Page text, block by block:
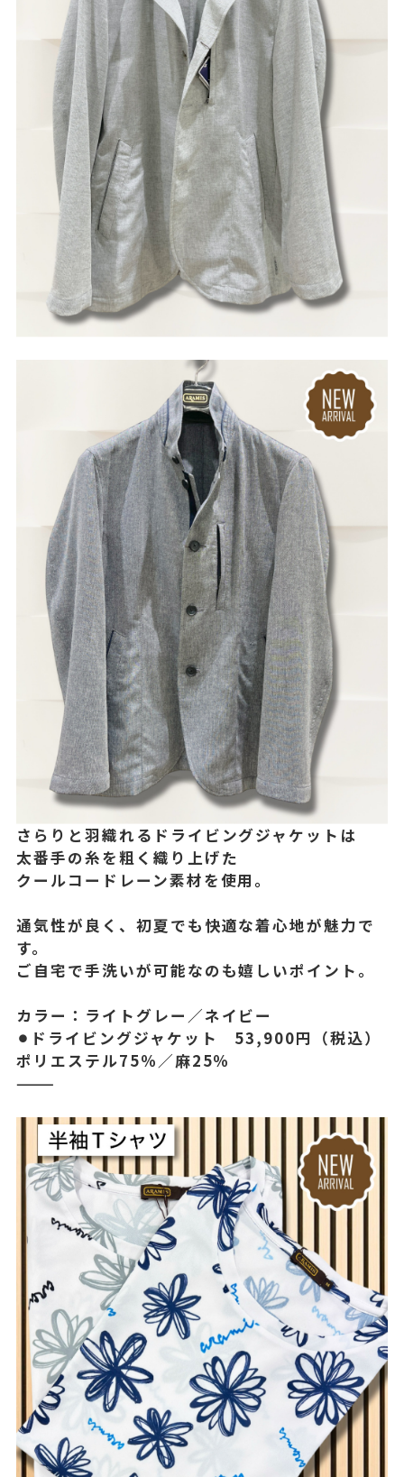
さらりと羽織れるドライビングジャケットは
太番手の糸を粗く織り上げた
クールコードレーン素材を使用。
通気性が良く、初夏でも快適な着心地が魅力で
す。
ご自宅で手洗いが可能なのも嬉しいポイント。
カラー：ライトグレー／ネイビー
⚫︎ドライビングジャケット 53,900円（税込）
ポリエステル75％／麻25％
⸻